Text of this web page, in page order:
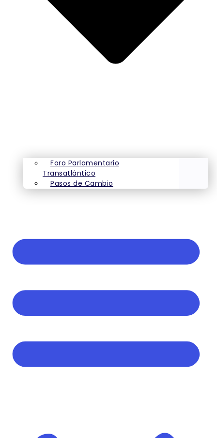
Foro Parlamentario
Transatlántico
Pasos de Cambio